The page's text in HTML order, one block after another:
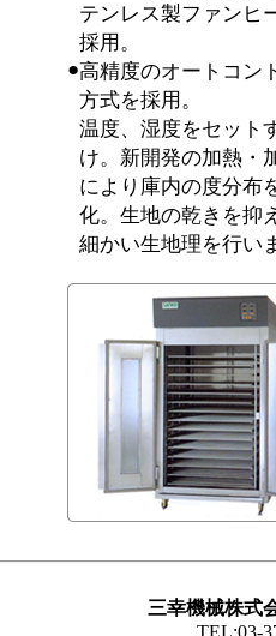
テンレス製ファンヒ
採用。
●高精度のオートコン
方式を採用。
温度、湿度をセット
け。新開発の加熱・
により庫内の度分布
化。生地の乾きを抑
細かい生地理を行い
三幸機械株式
TEL:03-